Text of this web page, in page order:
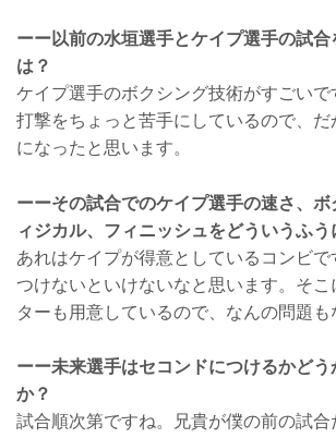
ーー以前の水垣選手とケイプ選手の試
は？
ケイプ選手のボクシング技術がすごい
打撃をちょっと苦手にしているので、だ
になったと思います。
ーーその試合でのケイプ選手の速さ、
ィジカル、フィニッシュをどういうふう
あれはケイプが得意としているコンビで
つけないといけないなと思います。そこ
ターも用意しているので、なんの問題も
ーー未来選手はセコンドにつけるかど
か？
試合順次第ですね。兄貴が僕の前の試合